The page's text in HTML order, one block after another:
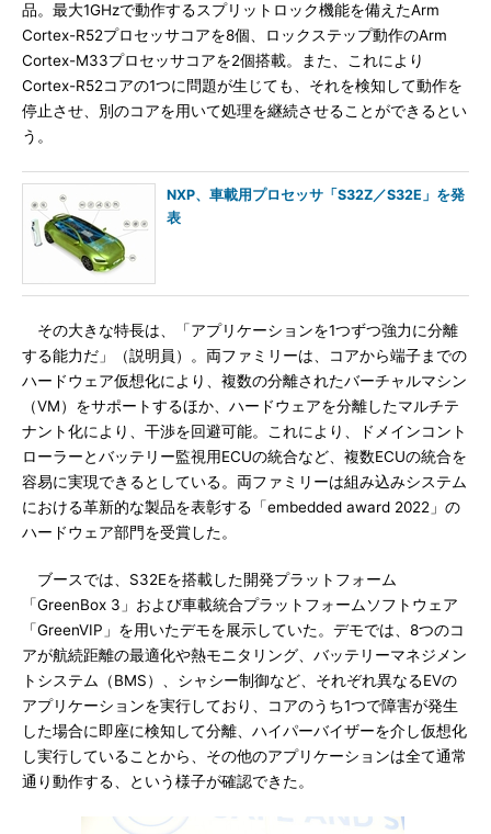
品。最大1GHzで動作するスプリットロック機能を備えたArm
Cortex-R52プロセッサコアを8個、ロックステップ動作のArm
Cortex-M33プロセッサコアを2個搭載。また、これにより
Cortex-R52コアの1つに問題が生じても、それを検知して動作を
停止させ、別のコアを用いて処理を継続させることができるとい
う。
NXP、車載用プロセッサ「S32Z／S32E」を発
表
その大きな特長は、「アプリケーションを1つずつ強力に分離
する能力だ」（説明員）。両ファミリーは、コアから端子までの
ハードウェア仮想化により、複数の分離されたバーチャルマシン
（VM）をサポートするほか、ハードウェアを分離したマルチテ
ナント化により、干渉を回避可能。これにより、ドメインコント
ローラーとバッテリー監視用ECUの統合など、複数ECUの統合を
容易に実現できるとしている。両ファミリーは組み込みシステム
における革新的な製品を表彰する「embedded award 2022」の
ハードウェア部門を受賞した。
ブースでは、S32Eを搭載した開発プラットフォーム
「GreenBox 3」および車載統合プラットフォームソフトウェア
「GreenVIP」を用いたデモを展示していた。デモでは、8つのコ
アが航続距離の最適化や熱モニタリング、バッテリーマネジメン
トシステム（BMS）、シャシー制御など、それぞれ異なるEVの
アプリケーションを実行しており、コアのうち1つで障害が発生
した場合に即座に検知して分離、ハイパーバイザーを介し仮想化
し実行していることから、その他のアプリケーションは全て通常
通り動作する、という様子が確認できた。